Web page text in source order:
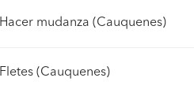
Hacer mudanza (Cauquenes)
Fletes (Cauquenes)